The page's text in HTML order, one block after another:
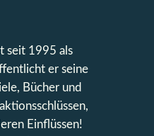
seit 1995 als
er seine
Bücher und
Einflüssen!